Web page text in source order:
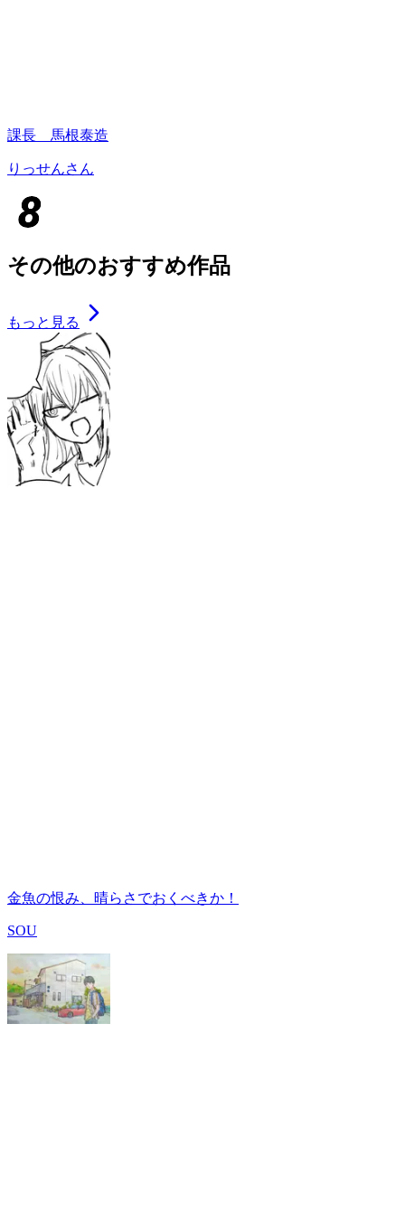
課長 馬根泰造
りっせんさん
その他のおすすめ作品
もっと見る
金魚の恨み、晴らさでおくべきか！
SOU